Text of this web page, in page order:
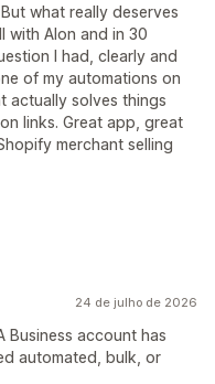
what really deserves
with Alon and in 30
I had, clearly and
of my automations on
actually solves things
links. Great app, great
merchant selling
24 de julho de 2026
Business account has
automated, bulk, or